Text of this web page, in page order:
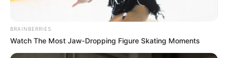
BRAINBERRIES
Watch The Most Jaw‑Dropping Figure Skating Moments